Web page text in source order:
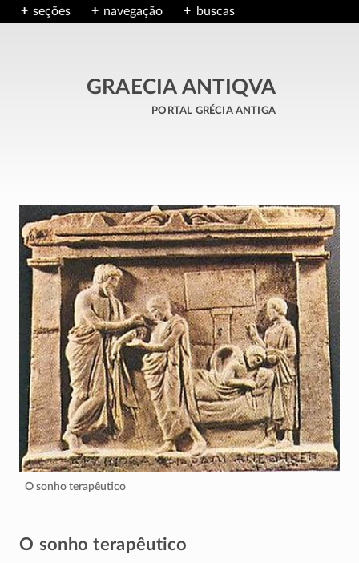
seções navegação buscas
GRAECIA ANTIQVA
portal grécia antiga
O sonho terapêutico
O sonho terapêutico